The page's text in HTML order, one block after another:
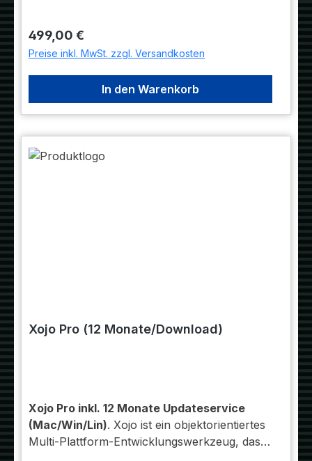
für mobile Geräte zu schreiben. Für Welche
Bereiche compiliert werden kann, ist
abhängig von der Art der Lizenz.
Regulärer Preis:
499,00 €
Preise inkl. MwSt. zzgl. Versandkosten
In den Warenkorb
Xojo Pro (12 Monate/Download)
Xojo Pro inkl. 12 Monate Updateservice
(Mac/Win/Lin). Xojo ist ein objektorientiertes
Multi-Plattform-Entwicklungswerkzeug, das